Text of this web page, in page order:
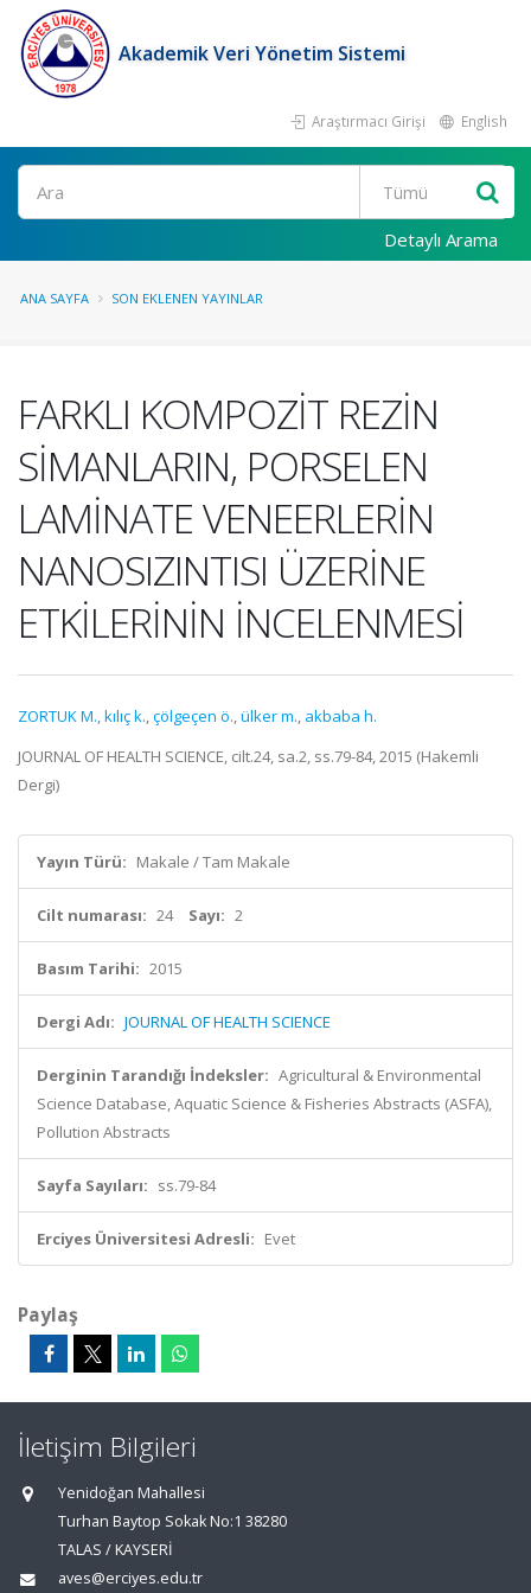
Akademik Veri Yönetim Sistemi
Araştırmacı Girişi English
Ara
Detaylı Arama
ANA SAYFA SON EKLENEN YAYINLAR
FARKLI KOMPOZİT REZİN
SİMANLARIN, PORSELEN
LAMİNATE VENEERLERİN
NANOSIZINTISI ÜZERİNE
ETKİLERİNİN İNCELENMESİ
ZORTUK M.,kılıç k.,çölgeçen ö.,ülker m., akbaba h.
JOURNAL OF HEALTH SCIENCE, cilt.24, sa.2, ss.79-84, 2015 (Hakemli
Dergi)
Yayın Türü: Makale / Tam Makale
Cilt numarası: 24 Sayı: 2
Basım Tarihi: 2015
Dergi Adı: JOURNAL OF HEALTH SCIENCE
Derginin Tarandığı İndeksler: Agricultural & Environmental
Science Database, Aquatic Science & Fisheries Abstracts (ASFA),
Pollution Abstracts
Sayfa Sayıları: ss.79-84
Erciyes Üniversitesi Adresli: Evet
Paylaş
İletişim Bilgileri
Yenidoğan Mahallesi
Turhan Baytop Sokak No:1 38280
TALAS / KAYSERİ
aves@erciyes.edu.tr